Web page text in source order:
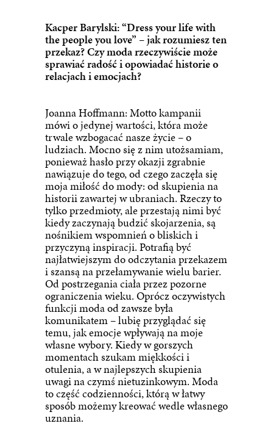
Kacper Barylski: “Dress your life with
the people you love” – jak rozumiesz ten
przekaz? Czy moda rzeczywiście może
sprawiać radość i opowiadać historie o
relacjach i emocjach?
Joanna Hoffmann: Motto kampanii
mówi o jedynej wartości, która może
trwale wzbogacać nasze życie – o
ludziach. Mocno się z nim utożsamiam,
ponieważ hasło przy okazji zgrabnie
nawiązuje do tego, od czego zaczęła się
moja miłość do mody: od skupienia na
historii zawartej w ubraniach. Rzeczy to
tylko przedmioty, ale przestają nimi być
kiedy zaczynają budzić skojarzenia, są
nośnikiem wspomnień o bliskich i
przyczyną inspiracji. Potrafią być
najłatwiejszym do odczytania przekazem
i szansą na przełamywanie wielu barier.
Od postrzegania ciała przez pozorne
ograniczenia wieku. Oprócz oczywistych
funkcji moda od zawsze była
komunikatem – lubię przyglądać się
temu, jak emocje wpływają na moje
własne wybory. Kiedy w gorszych
momentach szukam miękkości i
otulenia, a w najlepszych skupienia
uwagi na czymś nietuzinkowym. Moda
to część codzienności, którą w łatwy
sposób możemy kreować wedle własnego
uznania.